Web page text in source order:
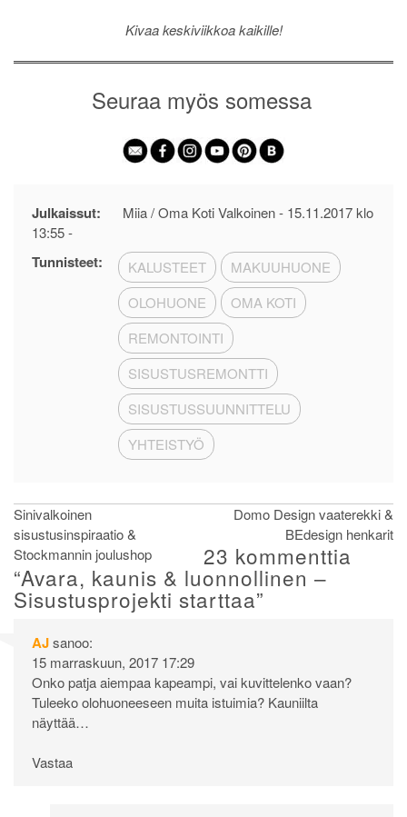
Kivaa keskiviikkoa kaikille!
Seuraa myös somessa
Julkaissut: Miia / Oma Koti Valkoinen - 15.11.2017 klo
13:55-
Tunnisteet: KALUSTEET
MAKUUHUONE
OLOHUONE
OMA KOTI
REMONTOINTI
SISUSTUSREMONTTI
SISUSTUSSUUNNITTELU
YHTEISTYÖ
Artikkelien
selaus
Sinivalkoinen
sisustusinspiraatio &
Stockmannin joulushop
Domo Design vaaterekki &
BEdesign henkarit
23 kommenttia
“Avara, kaunis & luonnollinen –
Sisustusprojekti starttaa”
AJsanoo:
15 marraskuun, 2017 17:29
Onko patja aiempaa kapeampi, vai kuvittelenko vaan?
Tuleeko olohuoneeseen muita istuimia? Kauniilta
näyttää…
Vastaa